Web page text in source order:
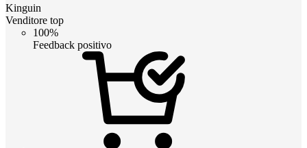
Kinguin
Venditore top
100%
Feedback positivo